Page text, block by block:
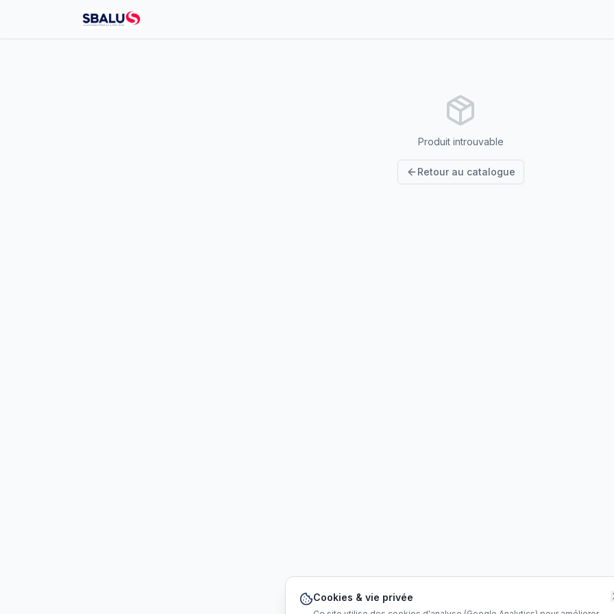
Produit introuvable
Retour au catalogue
Cookies & vie privée